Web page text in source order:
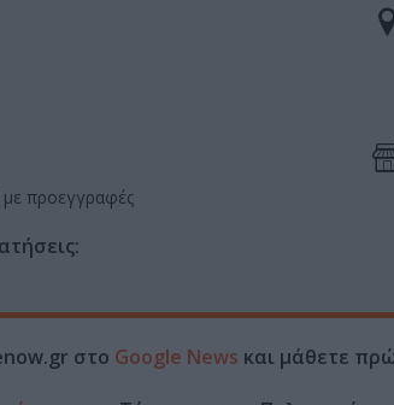
προεγγραφές
στο Google News και μάθετε